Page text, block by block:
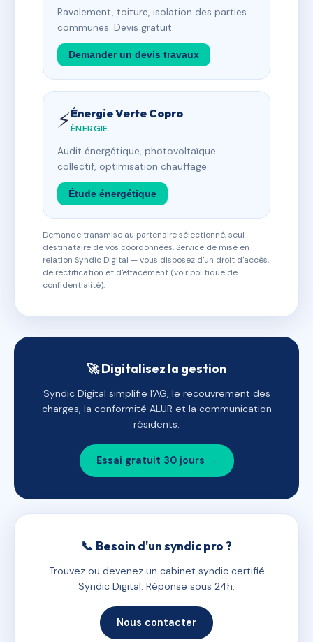
Ravalement, toiture, isolation des parties
communes. Devis gratuit.
Demander un devis travaux
⚡Énergie Verte Copro
ÉNERGIE
Audit énergétique, photovoltaïque
collectif, optimisation chauffage.
Étude énergétique
Demande transmise au partenaire sélectionné, seul
destinataire de vos coordonnées. Service de mise en
relation Syndic Digital — vous disposez d'un droit d'accès,
de rectification et d'effacement (voir politique de
confidentialité).
🚀 Digitalisez la gestion
Syndic Digital simplifie l'AG, le recouvrement des
charges, la conformité ALUR et la communication
résidents.
Essai gratuit 30 jours →
📞 Besoin d'un syndic pro ?
Trouvez ou devenez un cabinet syndic certifié
Syndic Digital. Réponse sous 24h.
Nous contacter